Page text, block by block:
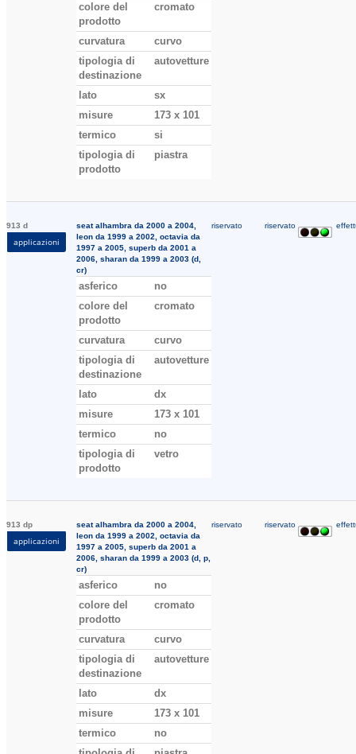
colore del
prodotto
cromato
curvatura
curvo
tipologia di
destinazione
autovetture
lato
sx
misure
173 x 101
termico
si
tipologia di
prodotto
piastra
913 d
applicazioni
seat alhambra da 2000 a 2004,
leon da 1999 a 2002, octavia da
1997 a 2005, superb da 2001 a
2006, sharan da 1999 a 2003 (d,
cr)
asferico
no
colore del
prodotto
cromato
curvatura
curvo
tipologia di
destinazione
autovetture
lato
dx
misure
173 x 101
termico
no
tipologia di
prodotto
vetro
riservato riservato
913 dp
applicazioni
seat alhambra da 2000 a 2004,
leon da 1999 a 2002, octavia da
1997 a 2005, superb da 2001 a
2006, sharan da 1999 a 2003 (d, p,
cr)
asferico
no
colore del
prodotto
cromato
curvatura
curvo
tipologia di
destinazione
autovetture
lato
dx
misure
173 x 101
termico
no
riservato riservato